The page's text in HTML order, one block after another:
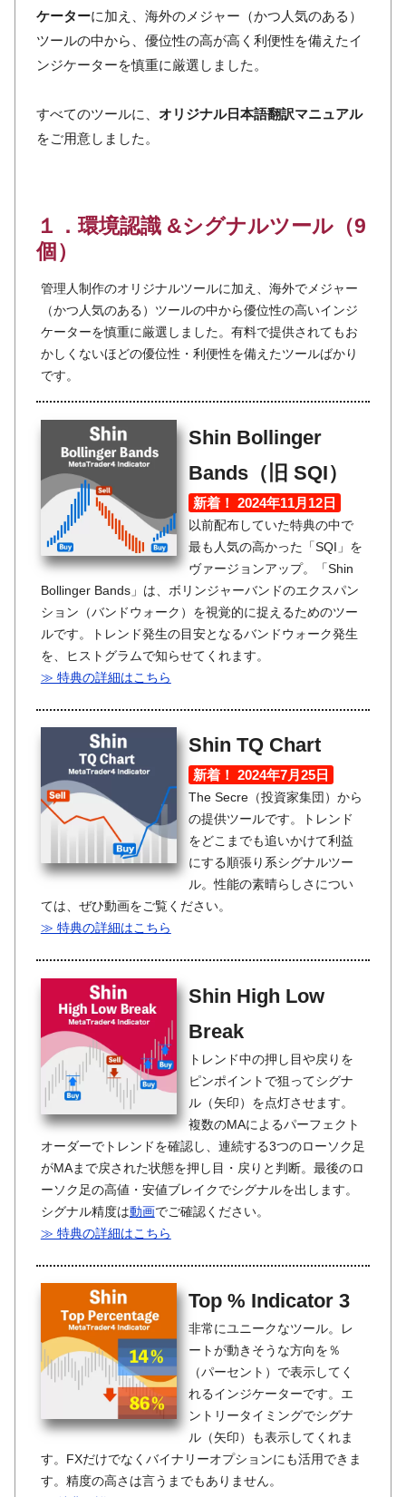
ケーターに加え、海外のメジャー（かつ人気のある）
ツールの中から、優位性の高が高く利便性を備えたイ
ンジケーターを慎重に厳選しました。
すべてのツールに、 オリジナル日本語翻訳マニュアル
をご用意しました。
１．環境認識 &シグナルツール（9
個）
管理人制作のオリジナルツールに加え、海外でメジャー
（かつ人気のある）ツールの中から優位性の高いインジ
ケーターを慎重に厳選しました。有料で提供されてもお
かしくないほどの優位性・利便性を備えたツールばかり
です。
Shin Bollinger
Bands（旧 SQI）
新着！ 2024年11月12日
以前配布していた特典の中で
最も人気の高かった「SQI」を
ヴァージョンアップ。「Shin
Bollinger Bands」は、ボリンジャーバンドのエクスパン
ション（バンドウォーク）を視覚的に捉えるためのツー
ルです。トレンド発生の目安となるバンドウォーク発生
を、ヒストグラムで知らせてくれます。
≫ 特典の詳細はこちら
Shin TQ Chart
新着！ 2024年7月25日
The Secre（投資家集団）から
の提供ツールです。トレンド
をどこまでも追いかけて利益
にする順張り系シグナルツー
ル。性能の素晴らしさについ
ては、ぜひ動画をご覧ください。
≫ 特典の詳細はこちら
Shin High Low
Break
トレンド中の押し目や戻りを
ピンポイントで狙ってシグナ
ル（矢印）を点灯させます。
複数のMAによるパーフェクト
オーダーでトレンドを確認し、連続する3つのローソク足
がMAまで戻された状態を押し目・戻りと判断。最後のロ
ーソク足の高値・安値ブレイクでシグナルを出します。
シグナル精度は動画でご確認ください。
≫ 特典の詳細はこちら
Top % Indicator 3
非常にユニークなツール。レ
ートが動きそうな方向を％
（パーセント）で表示してく
れるインジケーターです。エ
ントリータイミングでシグナ
ル（矢印）も表示してくれま
す。FXだけでなくバイナリーオプションにも活用できま
す。精度の高さは言うまでもありません。